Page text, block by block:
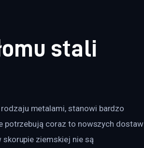
stali
metalami, stanowi bardzo
potrzebują coraz to nowszych dostaw
ziemskiej nie są